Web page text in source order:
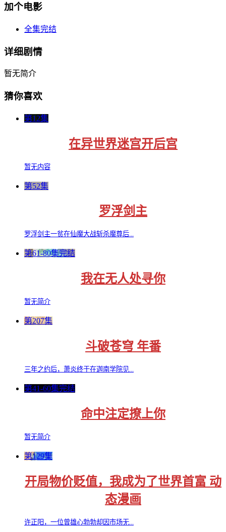
加个电影
全集完结
详细剧情
暂无简介
猜你喜欢
第12集
在异世界迷宫开后宫
暂无内容
第52集
罗浮剑主
罗浮剑主一贫在仙魔大战斩杀魔尊后...
第61-80集完结
我在无人处寻你
暂无简介
第207集
斗破苍穹 年番
三年之约后，萧炎终于在迦南学院见...
第41-60集完结
命中注定撩上你
暂无简介
第129集
开局物价贬值，我成为了世界首富 动
态漫画
许正阳，一位曾雄心勃勃却因市场无...